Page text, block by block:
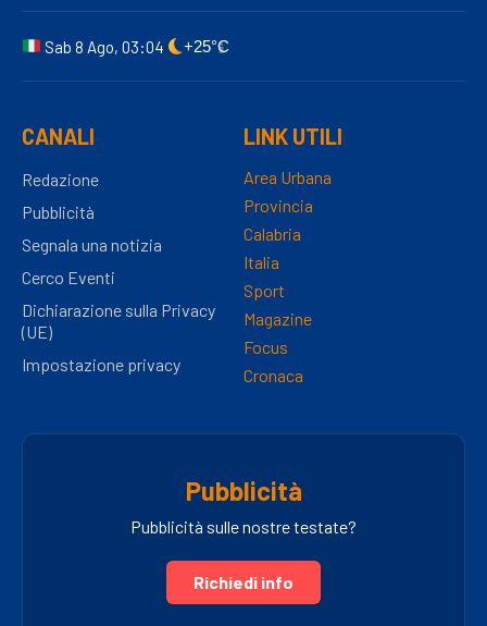
Sab 8 Ago, 03:04 +25°C
CANALI
Redazione
Pubblicità
Segnala una notizia
Cerco Eventi
Dichiarazione sulla Privacy
(UE)
Impostazione privacy
LINK UTILI
Area Urbana
Provincia
Calabria
Italia
Sport
Magazine
Focus
Cronaca
Pubblicità
Pubblicità sulle nostre testate?
Richiedi info